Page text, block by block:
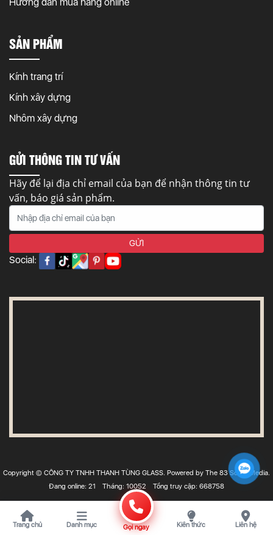
Hướng dẫn mua hàng online
SẢN PHẨM
Kính trang trí
Kính xây dựng
Nhôm xây dựng
GỬI THÔNG TIN TƯ VẤN
Hãy để lại địa chỉ email của bạn để nhận thông tin tư
vấn, báo giá sản phẩm.
Social:
Copyright © CÔNG TY TNHH THANH TÙNG GLASS. Powered by The 83 Social Media.
Đang online: 21
Tháng: 10052 Tổng truy cập: 668758
Trang chủ Danh mục Gọi ngay Kiến thức Liên hệ